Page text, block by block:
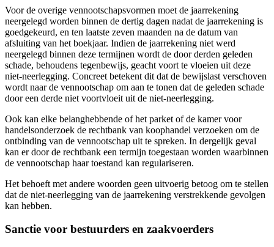
Voor de overige vennootschapsvormen moet de jaarrekening
neergelegd worden binnen de dertig dagen nadat de jaarrekening is
goedgekeurd, en ten laatste zeven maanden na de datum van
afsluiting van het boekjaar. Indien de jaarrekening niet werd
neergelegd binnen deze termijnen wordt de door derden geleden
schade, behoudens tegenbewijs, geacht voort te vloeien uit deze
niet-neerlegging. Concreet betekent dit dat de bewijslast verschoven
wordt naar de vennootschap om aan te tonen dat de geleden schade
door een derde niet voortvloeit uit de niet-neerlegging.
Ook kan elke belanghebbende of het parket of de kamer voor
handelsonderzoek de rechtbank van koophandel verzoeken om de
ontbinding van de vennootschap uit te spreken. In dergelijk geval
kan er door de rechtbank een termijn toegestaan worden waarbinnen
de vennootschap haar toestand kan regulariseren.
Het behoeft met andere woorden geen uitvoerig betoog om te stellen
dat de niet-neerlegging van de jaarrekening verstrekkende gevolgen
kan hebben.
Sanctie voor bestuurders en zaakvoerders